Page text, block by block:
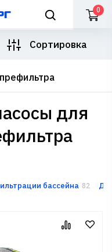
0
Сортировка
бассейна 82